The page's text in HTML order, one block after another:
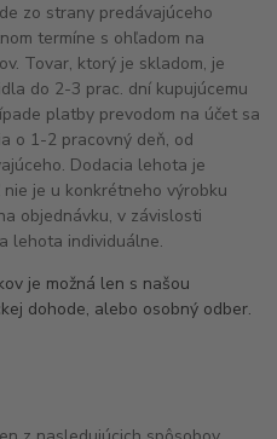
zo strany predávajúceho
termíne s ohľadom na
Tovar, ktorý je skladom, je
do 2-3 prac. dní kupujúcemu
platby prevodom na účet sa
o 1-2 pracovný deň, od
Dodacia lehota je
je u konkrétneho výrobku
objednávku, v závislosti
lehota individuálne.
je možná len s našou
dohode, alebo osobný odber.